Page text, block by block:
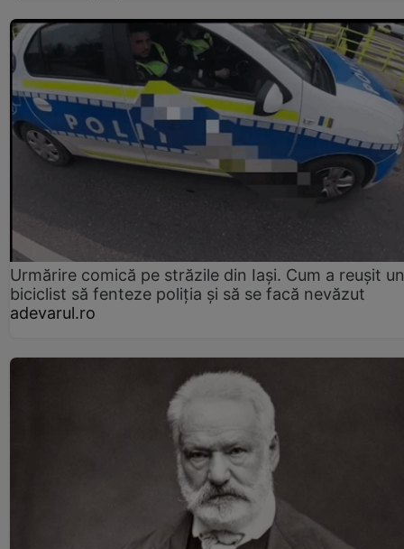
Urmărire comică pe străzile din Iași. Cum a reușit un
biciclist să fenteze poliția și să se facă nevăzut
adevarul.ro